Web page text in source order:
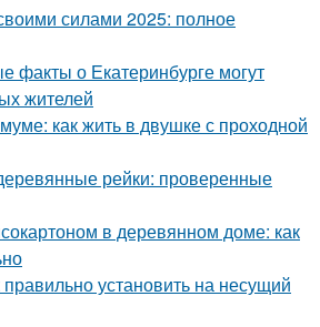
силами 2025: полное
факты о Екатеринбурге могут
жителей
как жить в двушке с проходной
рейки: проверенные
в деревянном доме: как
правильно установить на несущий